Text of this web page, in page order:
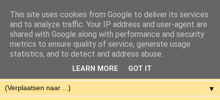
Eenvoudig Gelukkig
Met weinig middelen een hoge kwaliteit van leven hebben.
▼
This site uses cookies from Google to deliver its services
and to analyze traffic. Your IP address and user-agent are
shared with Google along with performance and security
metrics to ensure quality of service, generate usage
statistics, and to detect and address abuse.
LEARN MORE GOT IT